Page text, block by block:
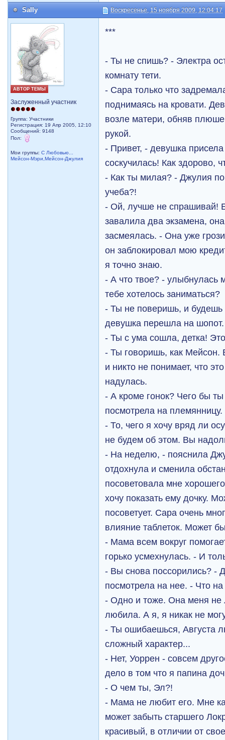
Sally Воскресенье, 15 ноября 2009, 12:04:17
АВТОР ТЕМЫ
Заслуженный участник
Группа: Участники
Регистрация: 19 Апр 2005, 12:10
Сообщений: 9148
Пол:
Мои группы:С Любовью...
Мейсон-Мэри,Мейсон-Джулия
***
- Ты не спишь? - Электра
комнату тети.
- Сара только что
поднимаясь на кровати.
возле матери, обняв
рукой.
- Привет, - девушка
соскучилась! Как здорово,
- Как ты милая? - Джулия
учеба?!
- Ой, лучше не спрашивай!
завалила два экзамена,
засмеялась. - Она уже
он заблокировал мою
я точно знаю.
- А что твое? - улыбнулась
тебе хотелось заниматься?
- Ты не поверишь, и
девушка перешла на шопот.
- Ты с ума сошла, детка!
- Ты говоришь, как Мейсон.
и никто не понимает, что
надулась.
- А кроме гонок? Чего бы
посмотрела на племянницу.
- То, чего я хочу вряд ли
не будем об этом. Вы
- На неделю, - пояснила
отдохнула и сменила
посоветовала мне
хочу показать ему дочку.
посоветует. Сара очень
влияние таблеток. Может
- Мама всем вокруг
горько усмехнулась. - И
- Вы снова поссорились? -
посмотрела на нее. - Что на
- Одно и тоже. Она меня не
любила. А я, я никак не
- Ты ошибаешься, Августа
сложный характер...
- Нет, Уоррен - совсем
дело в том что я папина
- О чем ты, Эл?!
- Мама не любит его. Мне
может забыть старшего
красивый, в отличии от